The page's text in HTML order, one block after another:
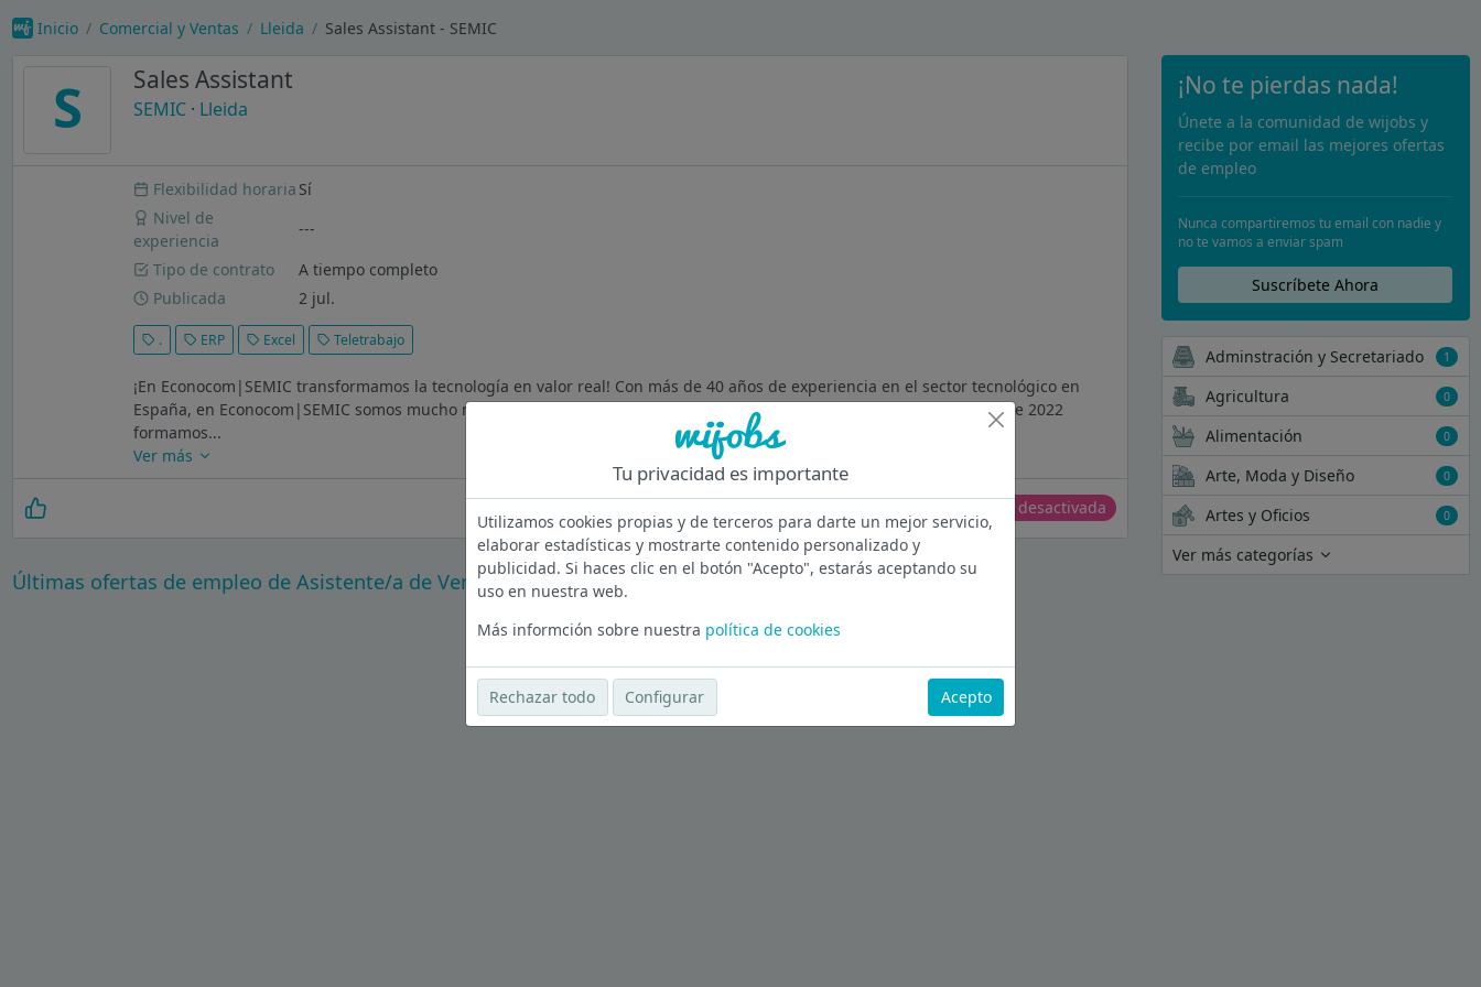
Inicio Comercial y Ventas Lleida Sales Assistant - SEMIC
S Sales Assistant
SEMIC · Lleida
Flexibilidad horaria Sí
Nivel de
experiencia
---
Tipo de contrato
A tiempo completo
Publicada
2 jul.
. ERP Excel Teletrabajo
¡En Econocom|SEMIC transformamos la tecnología en valor real! Con más de 40 años de experiencia en el sector tecnológico en
España, en Econocom|SEMIC somos mucho más que un proveedor global de productos, servicios y soluciones IT. Desde 2022
formamos...
Ver más
Oferta desactivada
Últimas ofertas de empleo de Asistente/a de Ventas en Lleida
Ver más ofertas
¡No te pierdas nada!
Únete a la comunidad de wijobs y
recibe por email las mejores ofertas
de empleo
Nunca compartiremos tu email con nadie y
no te vamos a enviar spam
Suscríbete Ahora
Adminstración y Secretariado 1
Agricultura 0
Alimentación 0
Arte, Moda y Diseño 0
Artes y Oficios 0
Ver más categorías
Tu privacidad es importante
Utilizamos cookies propias y de terceros para darte un mejor servicio,
elaborar estadísticas y mostrarte contenido personalizado y
publicidad. Si haces clic en el botón "Acepto", estarás aceptando su
uso en nuestra web.
Más informción sobre nuestra política de cookies
Rechazar todo Configurar Acepto